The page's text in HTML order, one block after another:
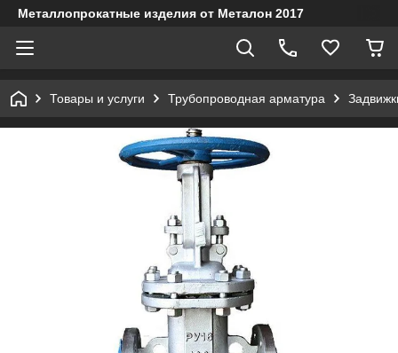
Металлопрокатные изделия от Металон 2017
Товары и услуги Трубопроводная арматура